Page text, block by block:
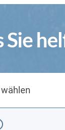
Sie